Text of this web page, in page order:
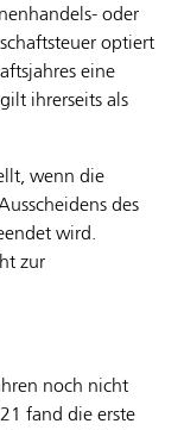
oder
optiert
eine
ihrerseits als
wenn die
des
wird.
zur
noch nicht
fand die erste